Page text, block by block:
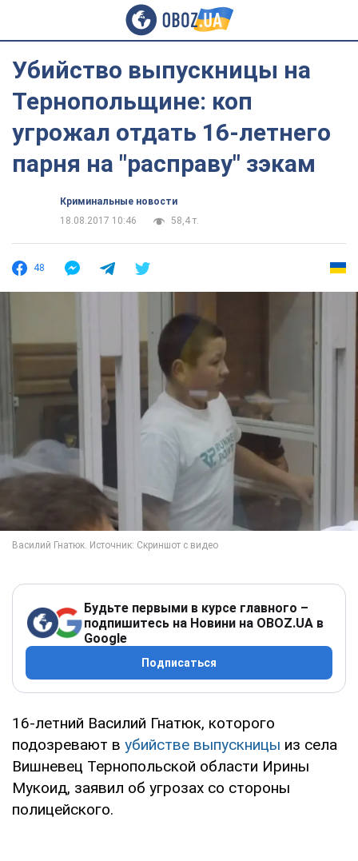
Убийство выпускницы на
Тернопольщине: коп
угрожал отдать 16-летнего
парня на "расправу" зэкам
Криминальные новости
18.08.2017 10:46
58,4 т.
48
Будьте первыми в курсе главного –
подпишитесь на Новини на OBOZ.UA в
Google
Подписаться
16-летний Василий Гнатюк, которого
подозревают в убийстве выпускницы из села
Вишневец Тернопольской области Ирины
Мукоид, заявил об угрозах со стороны
полицейского.